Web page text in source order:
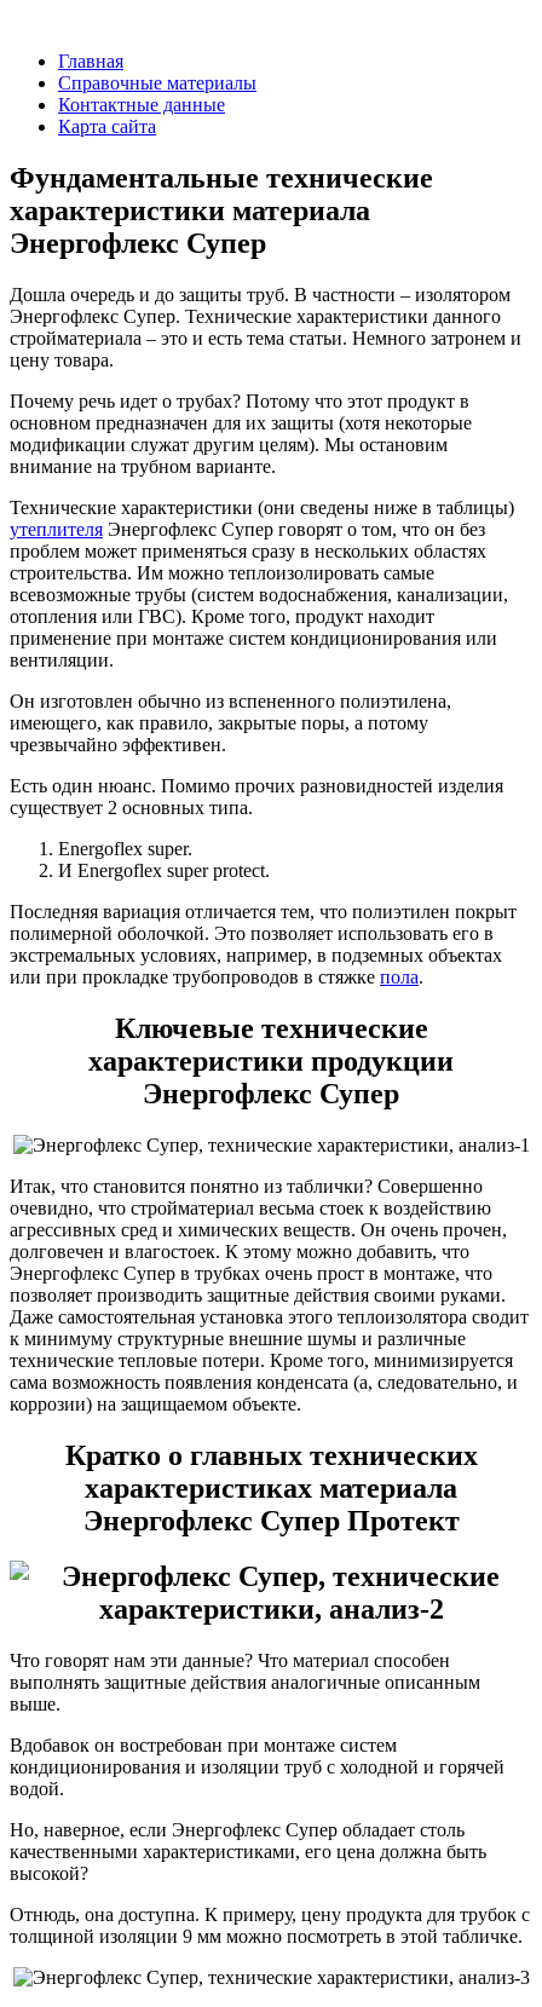
Главная
Справочные материалы
Контактные данные
Карта сайта
Фундаментальные технические
характеристики материала
Энергофлекс Супер
Дошла очередь и до защиты труб. В частности – изолятором
Энергофлекс Супер. Технические характеристики данного
стройматериала – это и есть тема статьи. Немного затронем и
цену товара.
Почему речь идет о трубах? Потому что этот продукт в
основном предназначен для их защиты (хотя некоторые
модификации служат другим целям). Мы остановим
внимание на трубном варианте.
Технические характеристики (они сведены ниже в таблицы)
утеплителя Энергофлекс Супер говорят о том, что он без
проблем может применяться сразу в нескольких областях
строительства. Им можно теплоизолировать самые
всевозможные трубы (систем водоснабжения, канализации,
отопления или ГВС). Кроме того, продукт находит
применение при монтаже систем кондиционирования или
вентиляции.
Он изготовлен обычно из вспененного полиэтилена,
имеющего, как правило, закрытые поры, а потому
чрезвычайно эффективен.
Есть один нюанс. Помимо прочих разновидностей изделия
существует 2 основных типа.
Energoflex super.
И Energoflex super protect.
Последняя вариация отличается тем, что полиэтилен покрыт
полимерной оболочкой. Это позволяет использовать его в
экстремальных условиях, например, в подземных объектах
или при прокладке трубопроводов в стяжке пола.
Ключевые технические
характеристики продукции
Энергофлекс Супер
Итак, что становится понятно из таблички? Совершенно
очевидно, что стройматериал весьма стоек к воздействию
агрессивных сред и химических веществ. Он очень прочен,
долговечен и влагостоек. К этому можно добавить, что
Энергофлекс Супер в трубках очень прост в монтаже, что
позволяет производить защитные действия своими руками.
Даже самостоятельная установка этого теплоизолятора сводит
к минимуму структурные внешние шумы и различные
технические тепловые потери. Кроме того, минимизируется
сама возможность появления конденсата (а, следовательно, и
коррозии) на защищаемом объекте.
Кратко о главных технических
характеристиках материала
Энергофлекс Супер Протект
Что говорят нам эти данные? Что материал способен
выполнять защитные действия аналогичные описанным
выше.
Вдобавок он востребован при монтаже систем
кондиционирования и изоляции труб с холодной и горячей
водой.
Но, наверное, если Энергофлекс Супер обладает столь
качественными характеристиками, его цена должна быть
высокой?
Отнюдь, она доступна. К примеру, цену продукта для трубок с
толщиной изоляции 9 мм можно посмотреть в этой табличке.